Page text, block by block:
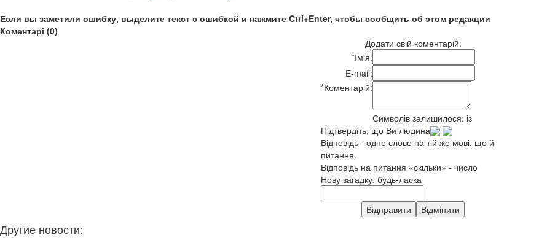
Если вы заметили ошибку, выделите текст с ошибкой и нажмите Ctrl+Enter, чтобы сообщить об этом редакции
Коментарі (0)
Додати свій коментарій:
*Ім'я:
E-mail:
*Коментарій:
Символів залишилося: із
Підтвердіть, що Ви людина
Відповідь - одне слово на тій же мові, що й
питання.
Відповідь на питання «скільки» - число
Нову загадку, будь-ласка
Другие новости: